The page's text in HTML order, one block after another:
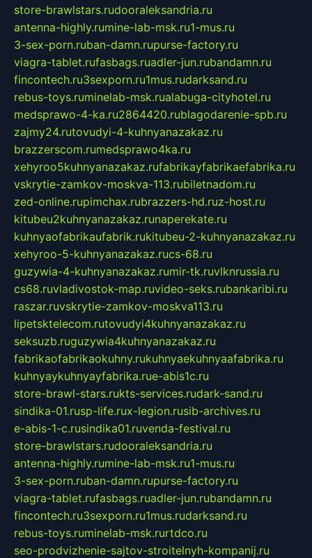
store-brawlstars.rudooraleksandria.ru
antenna-highly.rumine-lab-msk.ru1-mus.ru
3-sex-porn.ruban-damn.rupurse-factory.ru
viagra-tablet.rufasbags.ruadler-jun.rubandamn.ru
fincontech.ru3sexporn.ru1mus.rudarksand.ru
rebus-toys.ruminelab-msk.rualabuga-cityhotel.ru
medsprawo-4-ka.ru2864420.rublagodarenie-spb.ru
zajmy24.rutovudyi-4-kuhnyanazakaz.ru
brazzerscom.rumedsprawo4ka.ru
xehyroo5kuhnyanazakaz.rufabrikayfabrikaefabrika.ru
vskrytie-zamkov-moskva-113.rubiletnadom.ru
zed-online.rupimchax.rubrazzers-hd.ruz-host.ru
kitubeu2kuhnyanazakaz.runaperekate.ru
kuhnyaofabrikaufabrik.rukitubeu-2-kuhnyanazakaz.ru
xehyroo-5-kuhnyanazakaz.rucs-68.ru
guzywia-4-kuhnyanazakaz.rumir-tk.ruvlknrussia.ru
cs68.ruvladivostok-map.ruvideo-seks.rubankaribi.ru
raszar.ruvskrytie-zamkov-moskva113.ru
lipetsktelecom.rutovudyi4kuhnyanazakaz.ru
seksuzb.ruguzywia4kuhnyanazakaz.ru
fabrikaofabrikaokuhny.rukuhnyaekuhnyaafabrika.ru
kuhnyaykuhnyayfabrika.rue-abis1c.ru
store-brawl-stars.rukts-services.rudark-sand.ru
sindika-01.rusp-life.rux-legion.rusib-archives.ru
e-abis-1-c.rusindika01.ruvenda-festival.ru
store-brawlstars.rudooraleksandria.ru
antenna-highly.rumine-lab-msk.ru1-mus.ru
3-sex-porn.ruban-damn.rupurse-factory.ru
viagra-tablet.rufasbags.ruadler-jun.rubandamn.ru
fincontech.ru3sexporn.ru1mus.rudarksand.ru
rebus-toys.ruminelab-msk.rurtdco.ru
seo-prodvizhenie-sajtov-stroitelnyh-kompanij.ru